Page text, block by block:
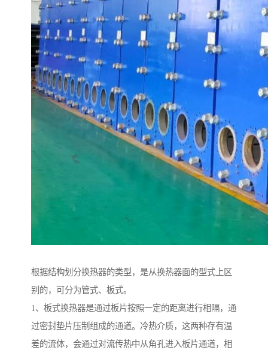
根据结构划分换热器的类型，是从换热器面的型式上区
别的，可分为管式、板式。
1、板式换热器是通过板片按照一定的距离进行相隔，通
过密封垫片压制组成的通道。冷热介质，这两种存有温
差的流体，会通过对流传热中从角孔进入板片通道，相